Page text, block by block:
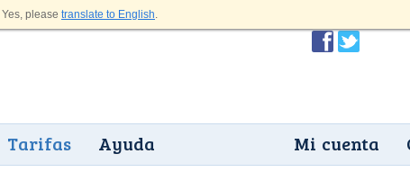
Yes, please translate to English.
Tarifas Ayuda Mi cuenta